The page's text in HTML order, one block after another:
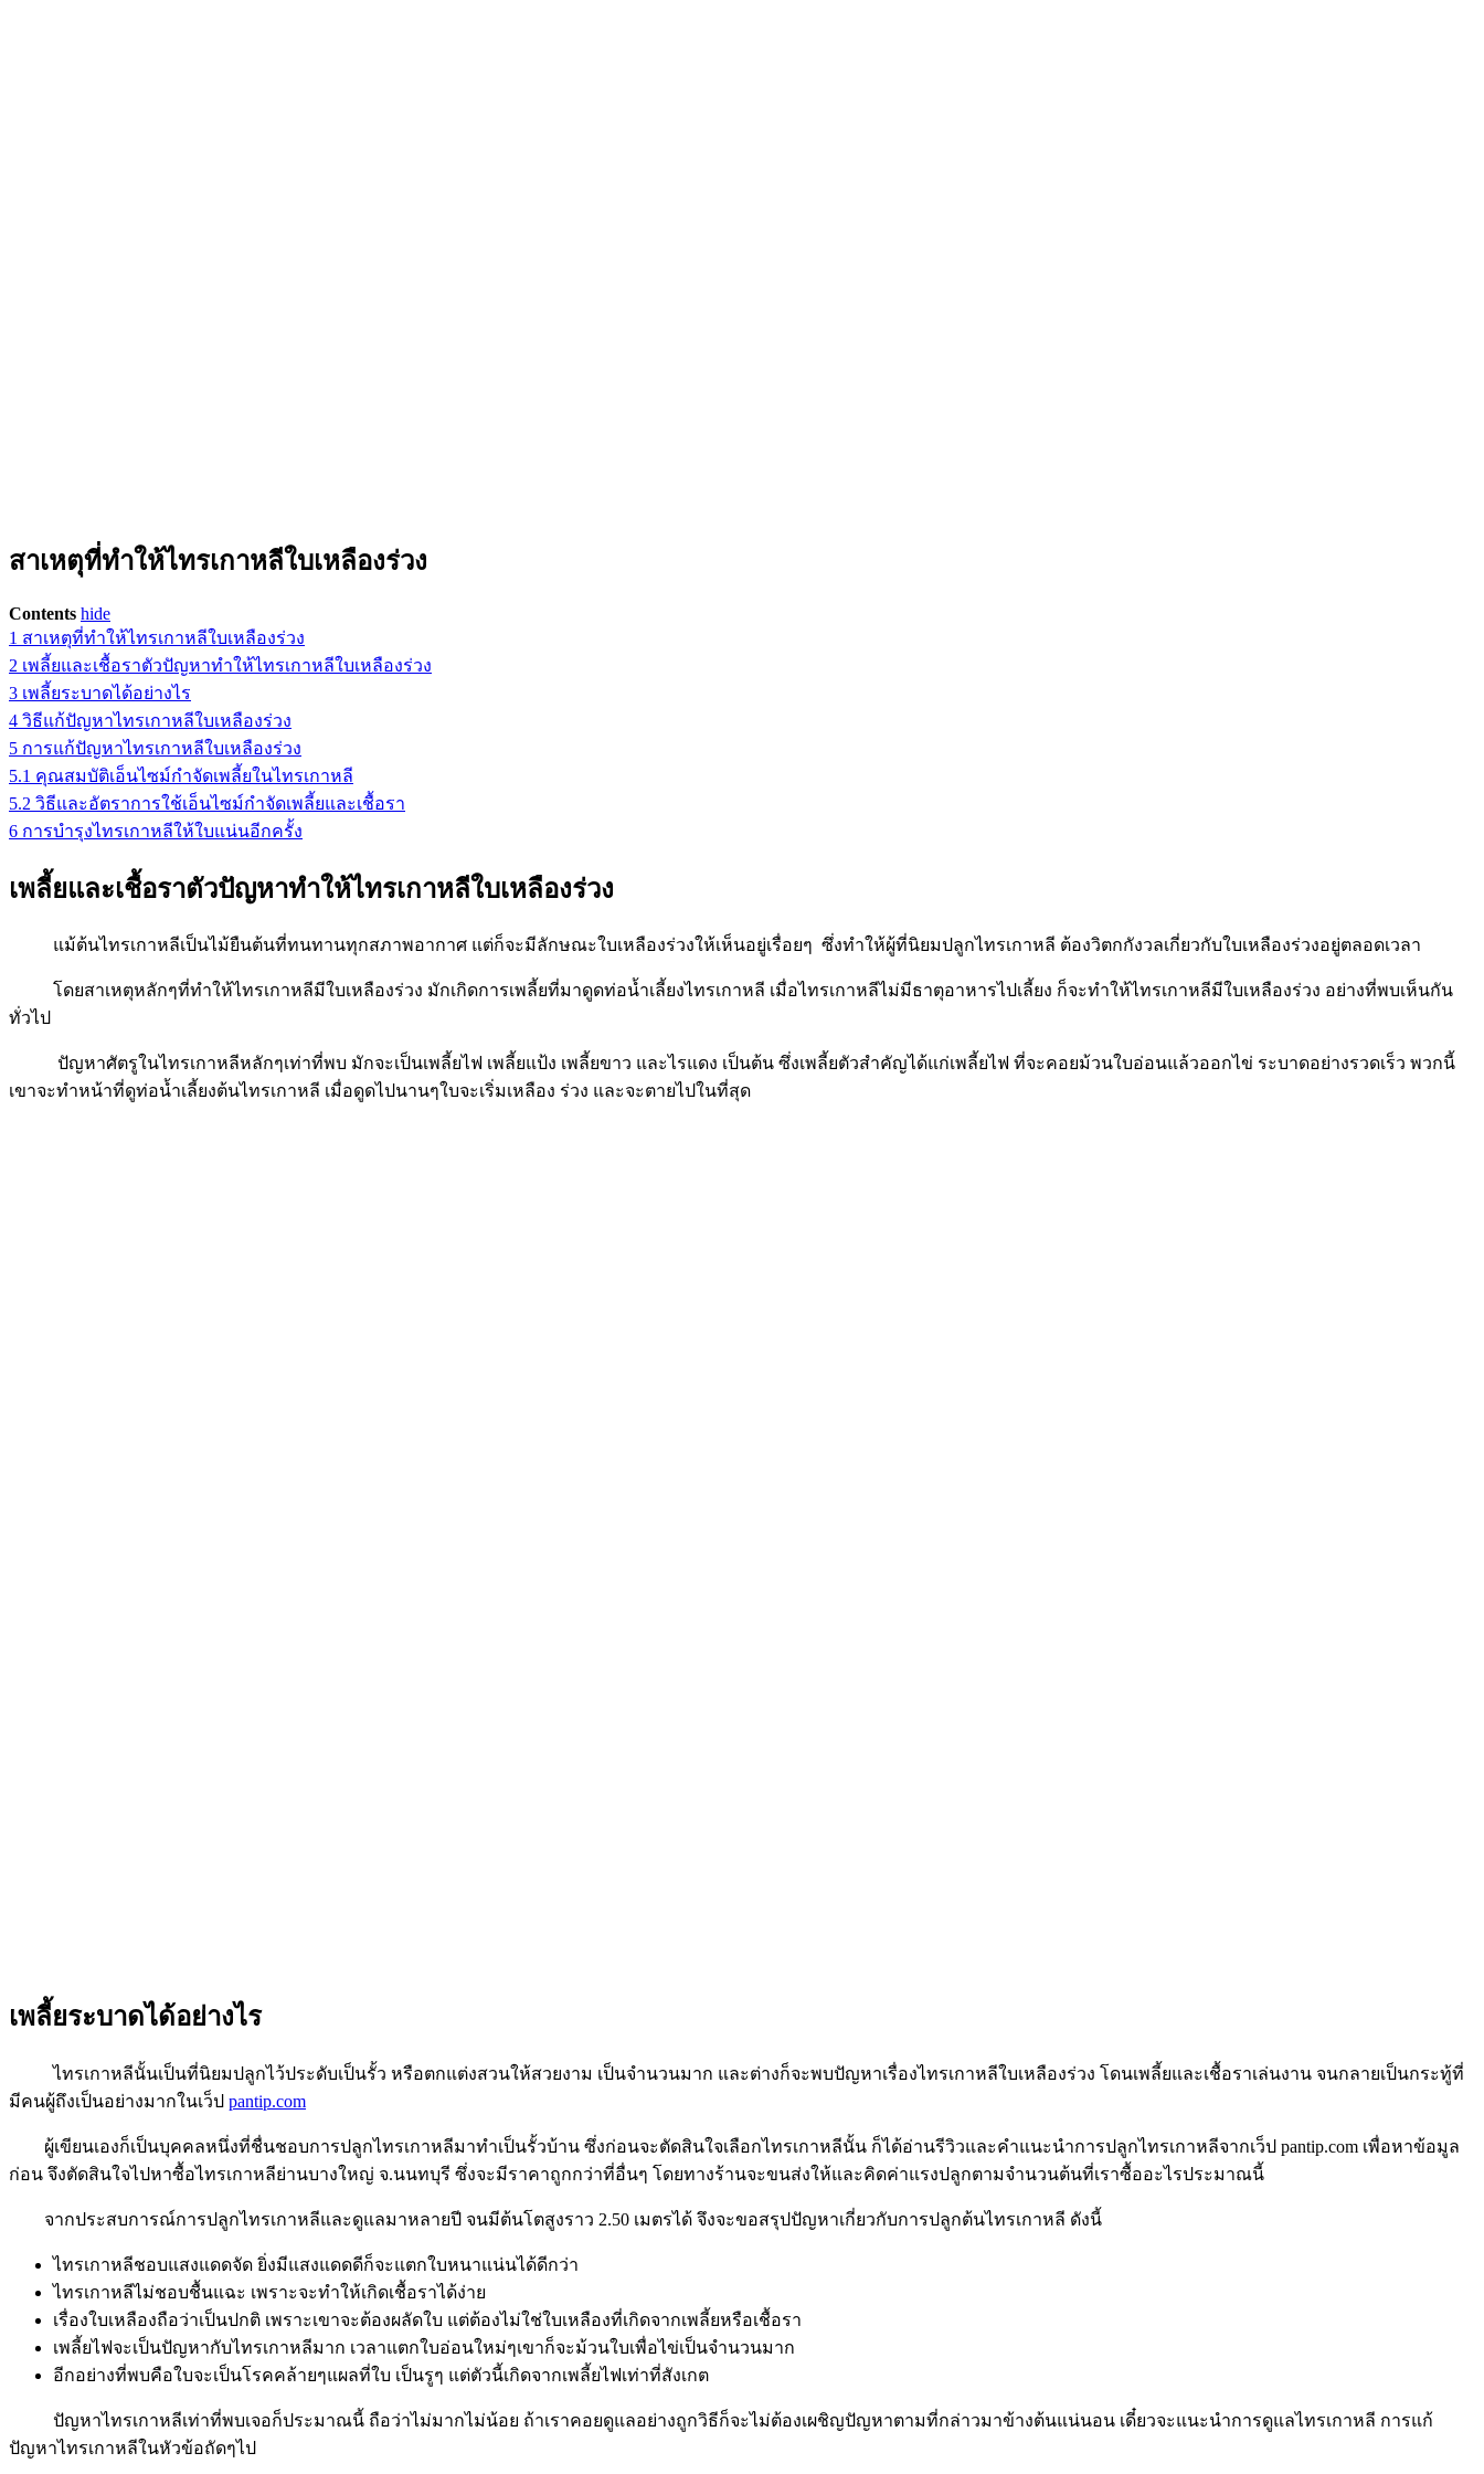
สาเหตุที่ทำให้ไทรเกาหลีใบเหลืองร่วง
Contents hide
1 สาเหตุที่ทำให้ไทรเกาหลีใบเหลืองร่วง
2 เพลี้ยและเชื้อราตัวปัญหาทำให้ไทรเกาหลีใบเหลืองร่วง
3 เพลี้ยระบาดได้อย่างไร
4 วิธีแก้ปัญหาไทรเกาหลีใบเหลืองร่วง
5 การแก้ปัญหาไทรเกาหลีใบเหลืองร่วง
5.1 คุณสมบัติเอ็นไซม์กำจัดเพลี้ยในไทรเกาหลี
5.2 วิธีและอัตราการใช้เอ็นไซม์กำจัดเพลี้ยและเชื้อรา
6 การบำรุงไทรเกาหลีให้ใบแน่นอีกครั้ง
เพลี้ยและเชื้อราตัวปัญหาทำให้ไทรเกาหลีใบเหลืองร่วง
แม้ต้นไทรเกาหลีเป็นไม้ยืนต้นที่ทนทานทุกสภาพอากาศ แต่ก็จะมีลักษณะใบเหลืองร่วงให้เห็นอยู่เรื่อยๆ ซึ่งทำให้ผู้ที่นิยมปลูกไทรเกาหลี ต้องวิตกกังวลเกี่ยวกับใบเหลืองร่วงอยู่ตลอดเวลา
โดยสาเหตุหลักๆที่ทำให้ไทรเกาหลีมีใบเหลืองร่วง มักเกิดการเพลี้ยที่มาดูดท่อน้ำเลี้ยงไทรเกาหลี เมื่อไทรเกาหลีไม่มีธาตุอาหารไปเลี้ยง ก็จะทำให้ไทรเกาหลีมีใบเหลืองร่วง อย่างที่พบเห็นกัน
ทั่วไป
ปัญหาศัตรูในไทรเกาหลีหลักๆเท่าที่พบ มักจะเป็นเพลี้ยไฟ เพลี้ยแป้ง เพลี้ยขาว และไรแดง เป็นต้น ซึ่งเพลี้ยตัวสำคัญได้แก่เพลี้ยไฟ ที่จะคอยม้วนใบอ่อนแล้วออกไข่ ระบาดอย่างรวดเร็ว พวกนี้
เขาจะทำหน้าที่ดูท่อน้ำเลี้ยงต้นไทรเกาหลี เมื่อดูดไปนานๆใบจะเริ่มเหลือง ร่วง และจะตายไปในที่สุด
เพลี้ยระบาดได้อย่างไร
ไทรเกาหลีนั้นเป็นที่นิยมปลูกไว้ประดับเป็นรั้ว หรือตกแต่งสวนให้สวยงาม เป็นจำนวนมาก และต่างก็จะพบปัญหาเรื่องไทรเกาหลีใบเหลืองร่วง โดนเพลี้ยและเชื้อราเล่นงาน จนกลายเป็นกระทู้ที่
มีคนผู้ถึงเป็นอย่างมากในเว็ป pantip.com
ผู้เขียนเองก็เป็นบุคคลหนึ่งที่ชื่นชอบการปลูกไทรเกาหลีมาทำเป็นรั้วบ้าน ซึ่งก่อนจะตัดสินใจเลือกไทรเกาหลีนั้น ก็ได้อ่านรีวิวและคำแนะนำการปลูกไทรเกาหลีจากเว็ป pantip.com เพื่อหาข้อมูล
ก่อน จึงตัดสินใจไปหาซื้อไทรเกาหลีย่านบางใหญ่ จ.นนทบุรี ซึ่งจะมีราคาถูกกว่าที่อื่นๆ โดยทางร้านจะขนส่งให้และคิดค่าแรงปลูกตามจำนวนต้นที่เราซื้ออะไรประมาณนี้
จากประสบการณ์การปลูกไทรเกาหลีและดูแลมาหลายปี จนมีต้นโตสูงราว 2.50 เมตรได้ จึงจะขอสรุปปัญหาเกี่ยวกับการปลูกต้นไทรเกาหลี ดังนี้
ไทรเกาหลีชอบแสงแดดจัด ยิ่งมีแสงแดดดีก็จะแตกใบหนาแน่นได้ดีกว่า
ไทรเกาหลีไม่ชอบชื้นแฉะ เพราะจะทำให้เกิดเชื้อราได้ง่าย
เรื่องใบเหลืองถือว่าเป็นปกติ เพราะเขาจะต้องผลัดใบ แต่ต้องไม่ใช่ใบเหลืองที่เกิดจากเพลี้ยหรือเชื้อรา
เพลี้ยไฟจะเป็นปัญหากับไทรเกาหลีมาก เวลาแตกใบอ่อนใหม่ๆเขาก็จะม้วนใบเพื่อไข่เป็นจำนวนมาก
อีกอย่างที่พบคือใบจะเป็นโรคคล้ายๆแผลที่ใบ เป็นรูๆ แต่ตัวนี้เกิดจากเพลี้ยไฟเท่าที่สังเกต
ปัญหาไทรเกาหลีเท่าที่พบเจอก็ประมาณนี้ ถือว่าไม่มากไม่น้อย ถ้าเราคอยดูแลอย่างถูกวิธีก็จะไม่ต้องเผชิญปัญหาตามที่กล่าวมาข้างต้นแน่นอน เดี๋ยวจะแนะนำการดูแลไทรเกาหลี การแก้
ปัญหาไทรเกาหลีในหัวข้อถัดๆไป